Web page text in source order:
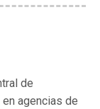
de
agencias de